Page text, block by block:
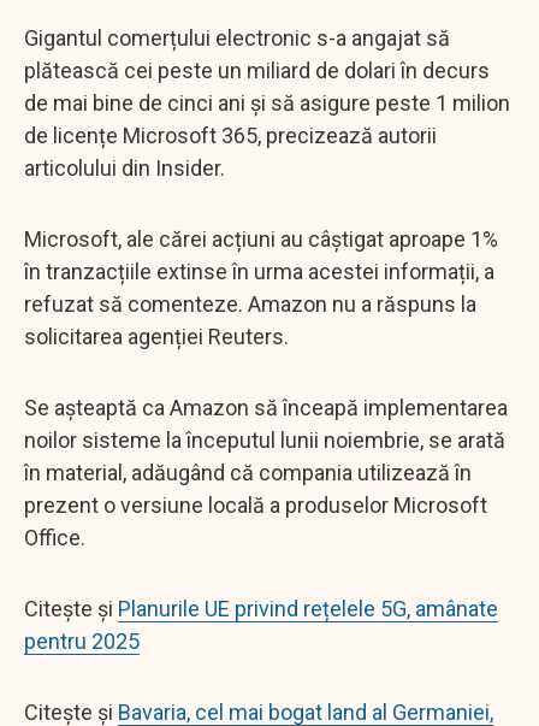
Gigantul comerțului electronic s-a angajat să
plătească cei peste un miliard de dolari în decurs
de mai bine de cinci ani și să asigure peste 1 milion
de licențe Microsoft 365, precizează autorii
articolului din Insider.
Microsoft, ale cărei acțiuni au câștigat aproape 1%
în tranzacțiile extinse în urma acestei informații, a
refuzat să comenteze. Amazon nu a răspuns la
solicitarea agenției Reuters.
Se așteaptă ca Amazon să înceapă implementarea
noilor sisteme la începutul lunii noiembrie, se arată
în material, adăugând că compania utilizează în
prezent o versiune locală a produselor Microsoft
Office.
Citește și Planurile UE privind rețelele 5G, amânate
pentru 2025
Citește și Bavaria, cel mai bogat land al Germaniei,